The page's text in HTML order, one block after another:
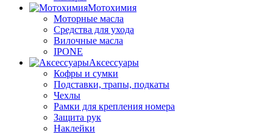
Мотохимия
Моторные масла
Средства для ухода
Вилочные масла
IPONE
Аксессуары
Кофры и сумки
Подставки, трапы, подкаты
Чехлы
Рамки для крепления номера
Защита рук
Наклейки